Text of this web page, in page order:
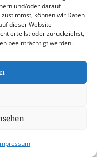
und/oder darauf
können wir Daten
dieser Website
erteilst oder zurückziehst,
beeinträchtigt werden.
Lebens
Dienstleister
Rolle bei der
den kalten
des